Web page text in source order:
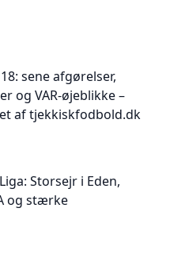
sene afgørelser,
og VAR-øjeblikke –
af tjekkiskfodbold.dk
Storsejr i Eden,
og stærke